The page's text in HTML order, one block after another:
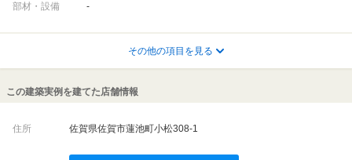
部材・設備 -
その他の項目を見る
この建築実例を建てた店舗情報
住所 佐賀県佐賀市蓮池町小松308-1